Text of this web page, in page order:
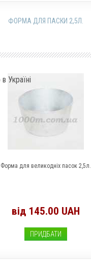
ФОРМА ДЛЯ ПАСКИ 2,5Л.
Форма для великодніх пасок 2,5л.
від 145.00 UAH
ПРИДБАТИ